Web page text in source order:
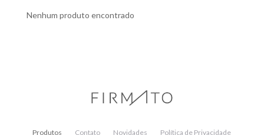
Nenhum produto encontrado
Produtos Contato Novidades
Política de Privacidade